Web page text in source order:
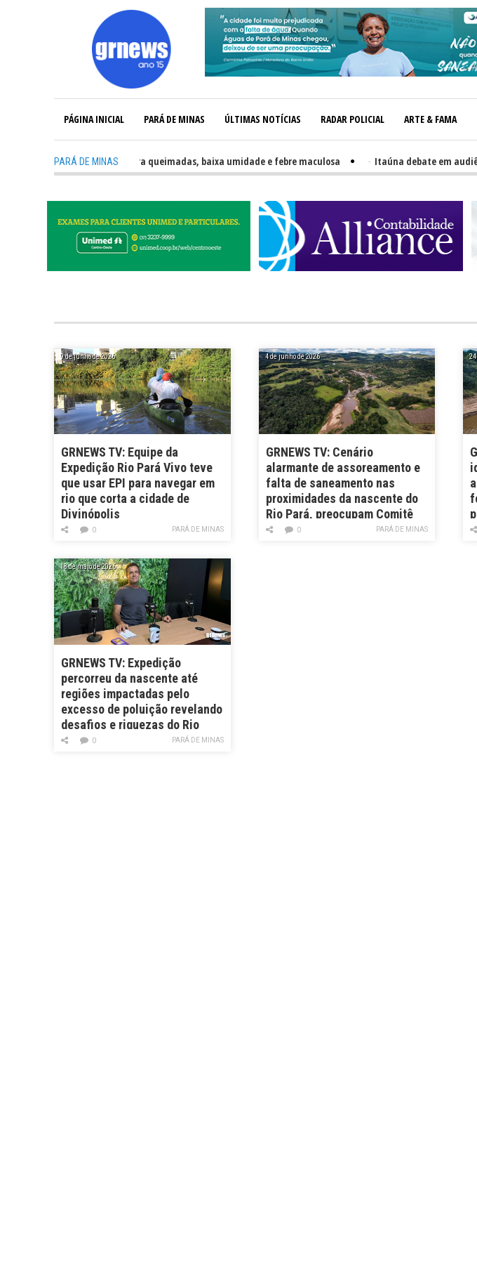
PÁGINA INICIAL PARÁ DE MINAS ÚLTIMAS NOTÍCIAS RADAR POLICIAL ARTE & FAMA
PARÁ DE MINAS
Cajuru reforça alerta contra queimadas, baixa umidade e febre maculosa Itaúna debate em audiência
9 de junho de 2026
GRNEWS TV: Equipe da
Expedição Rio Pará Vivo teve
que usar EPI para navegar em
rio que corta a cidade de
Divinópolis
PARÁ DE MINAS
0
4 de junho de 2026
GRNEWS TV: Cenário
alarmante de assoreamento e
falta de saneamento nas
proximidades da nascente do
Rio Pará, preocupam Comitê
PARÁ DE MINAS
0
18 de maio de 2026
GRNEWS TV: Expedição
percorreu da nascente até
regiões impactadas pelo
excesso de poluição revelando
desafios e riquezas do Rio
Pará
PARÁ DE MINAS
0